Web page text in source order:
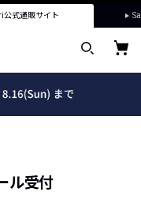
公式通販サイト
ル受付